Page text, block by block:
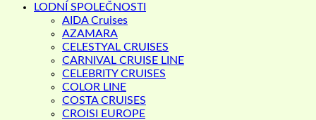
LODNÍ SPOLEČNOSTI
AIDA Cruises
AZAMARA
CELESTYAL CRUISES
CARNIVAL CRUISE LINE
CELEBRITY CRUISES
COLOR LINE
COSTA CRUISES
CROISI EUROPE